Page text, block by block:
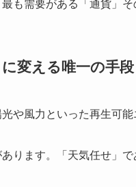
も需要がある「通貨」そ
変える唯一の手
や風力といった再生可
ります。「天気任せ」で